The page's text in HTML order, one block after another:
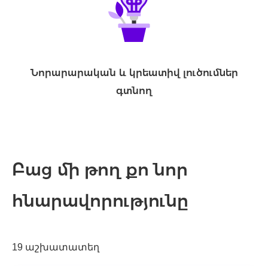
Նորարարական և կրեատիվ լուծումներ
գտնող
Բաց մի թող քո նոր
հնարավորությունը
19 աշխատատեղ